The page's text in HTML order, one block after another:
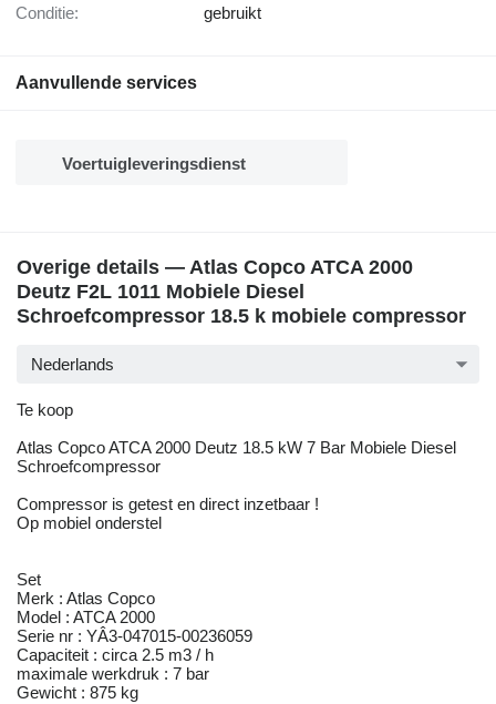
Conditie: gebruikt
Aanvullende services
Voertuigleveringsdienst
Overige details — Atlas Copco ATCA 2000
Deutz F2L 1011 Mobiele Diesel
Schroefcompressor 18.5 k mobiele compressor
Nederlands
Te koop
Atlas Copco ATCA 2000 Deutz 18.5 kW 7 Bar Mobiele Diesel
Schroefcompressor
Compressor is getest en direct inzetbaar !
Op mobiel onderstel
Set
Merk : Atlas Copco
Model : ATCA 2000
Serie nr : YÂ3-047015-00236059
Capaciteit : circa 2.5 m3 / h
maximale werkdruk : 7 bar
Gewicht : 875 kg